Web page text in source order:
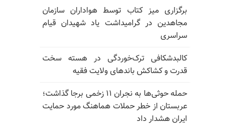
برگزاری میز کتاب توسط هواداران سازمان
مجاهدین در گرامیداشت یاد شهیدان قیام
سراسری
کالبدشکافی ترک‌خوردگی در هسته سخت
قدرت و کشاکش باندهای ولایت فقیه
حمله حوثی‌ها به نجران ۱۱ زخمی برجا گذاشت؛
عربستان از خطر حملات هماهنگ مورد حمایت
ایران هشدار داد